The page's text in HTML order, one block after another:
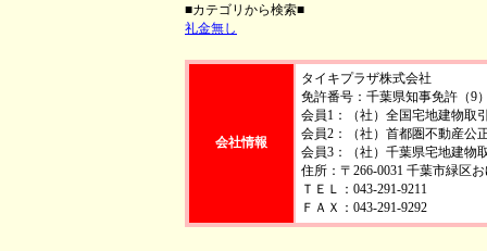
■カテゴリから検索■
礼金無し
会社情報
タイキプラザ株式会社
免許番号：千葉県知事免許（9
会員1：（社）全国宅地建物取
会員2：（社）首都圏不動産公
会員3：（社）千葉県宅地建物
住所：〒266-0031 千葉市緑区
ＴＥＬ：043-291-9211
ＦＡＸ：043-291-9292